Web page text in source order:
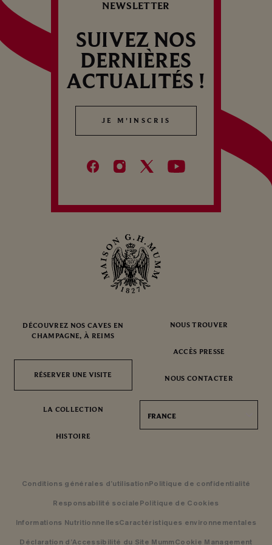
CROQUANTS
NEWSLETTER
SUIVEZ NOS
DERNIÈRES
ACTUALITÉS !
JE M'INSCRIS
JE M'INSCRIS
DÉCOUVREZ NOS CAVES EN
CHAMPAGNE, À REIMS
RÉSERVER UNE VISITE
RÉSERVER UNE VISITE
LA COLLECTION
HISTOIRE
NOUS TROUVER
ACCÈS PRESSE
NOUS CONTACTER
FRANCE
Conditions générales d’utilisationPolitique de confidentialité
Responsabilité sociale Politique de Cookies
Informations NutritionnellesCaractéristiques environnementales
Déclaration d’Accessibilité du Site MummCookie Management